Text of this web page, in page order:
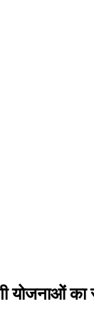
योजनाओं